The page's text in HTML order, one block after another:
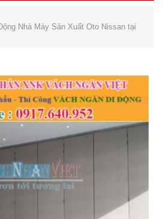
Nhà Máy Sản Xuất Oto Nissan tại